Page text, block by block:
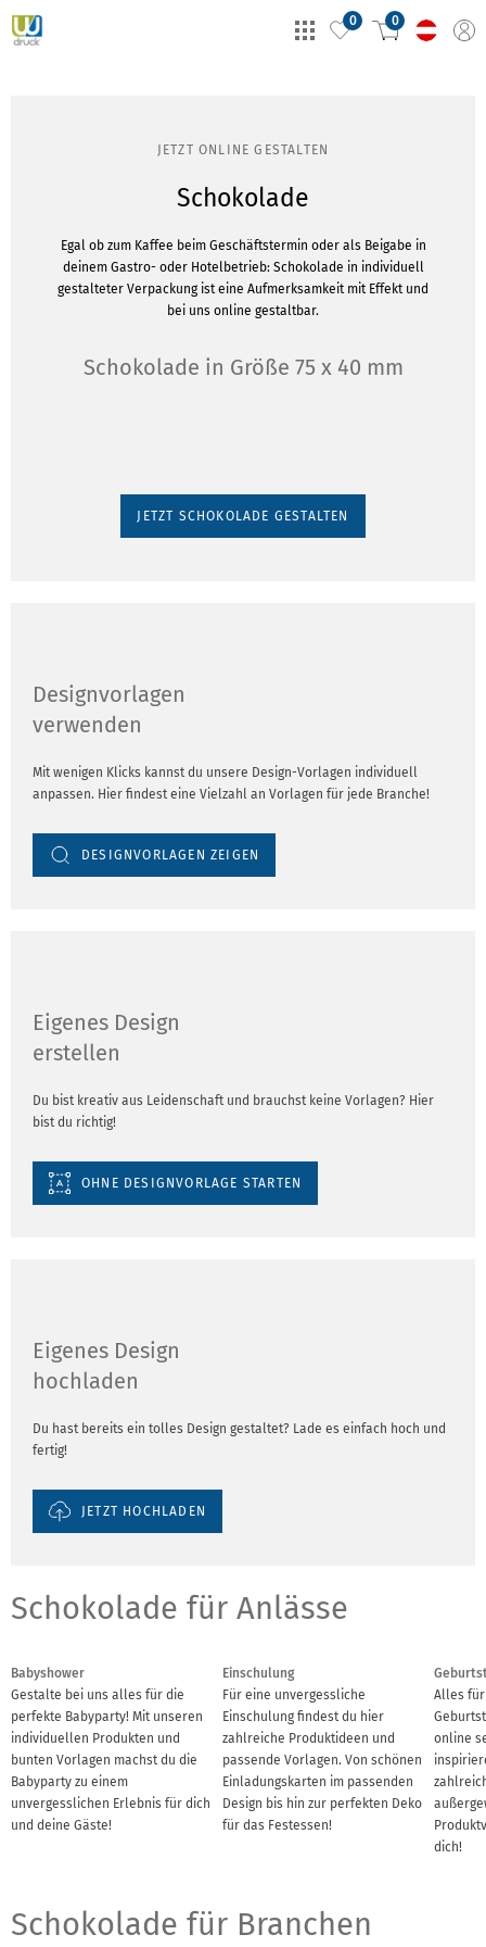
0 0
JETZT ONLINE GESTALTEN
Schokolade
Egal ob zum Kaffee beim Geschäftstermin oder als Beigabe in
deinem Gastro- oder Hotelbetrieb: Schokolade in individuell
gestalteter Verpackung ist eine Aufmerksamkeit mit Effekt und
bei uns online gestaltbar.
Schokolade in Größe 75 x 40 mm
JETZT SCHOKOLADE GESTALTEN
Designvorlagen
verwenden
Mit wenigen Klicks kannst du unsere Design-Vorlagen individuell
anpassen. Hier findest eine Vielzahl an Vorlagen für jede Branche!
DESIGNVORLAGEN ZEIGEN
Eigenes Design
erstellen
Du bist kreativ aus Leidenschaft und brauchst keine Vorlagen? Hier
bist du richtig!
OHNE DESIGNVORLAGE STARTEN
Eigenes Design
hochladen
Du hast bereits ein tolles Design gestaltet? Lade es einfach hoch und
fertig!
JETZT HOCHLADEN
Schokolade für Anlässe
Babyshower
Gestalte bei uns alles für die
perfekte Babyparty! Mit unseren
individuellen Produkten und
bunten Vorlagen machst du die
Babyparty zu einem
unvergesslichen Erlebnis für dich
und deine Gäste!
Einschulung
Für eine unvergessliche
Einschulung findest du hier
zahlreiche Produktideen und
passende Vorlagen. Von schönen
Einladungskarten im passenden
Design bis hin zur perfekten Deko
für das Festessen!
Alles
online
dich!
Schokolade für Branchen